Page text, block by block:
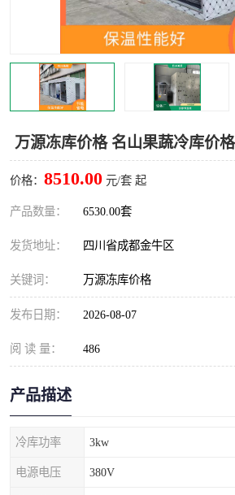
万源冻库价格 名山果蔬冷库价
价格： 8510.00 元/套 起
产品数量： 6530.00套
发货地址： 四川省成都金牛区
关键词： 万源冻库价格
发布日期： 2026-08-07
阅 读 量： 486
产品描述
冷库功率 3kw
电源电压 380V
雅安冷库,雅安冻库 攀枝
冻库
内江冷库，内江冻库 宜宾